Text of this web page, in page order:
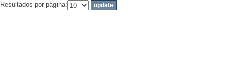
Resultados por página: